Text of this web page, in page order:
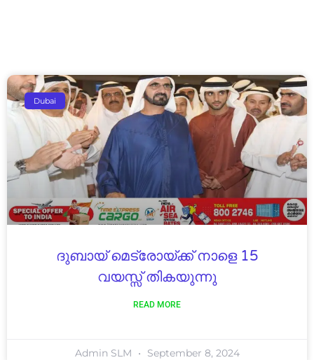
Dubai
ദുബായ് മെട്രോയ്ക്ക് നാളെ 15
വയസ്സ് തികയുന്നു
READ MORE
Admin SLM September 8, 2024